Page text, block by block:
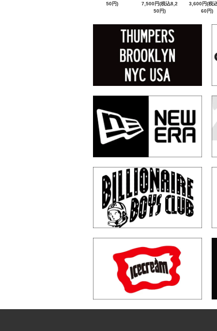
50円)
7,500円(税込8,2
50円)
3,600円(税
60円)